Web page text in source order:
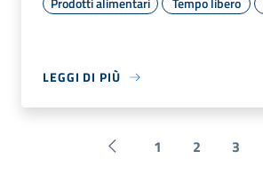
LEGGI DI PIÙ
Pagina precedente
1 2 3